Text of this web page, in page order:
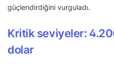
güçlendirdiğini vurguladı.
Kritik seviyeler:
dolar